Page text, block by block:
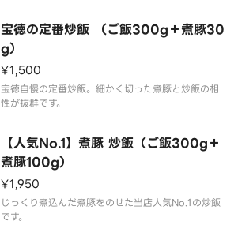
宝徳の定番炒飯 （ご飯300g＋煮豚30
g）
¥1,500
宝徳自慢の定番炒飯。細かく切った煮豚と炒飯の相
性が抜群です。
【人気No.1】煮豚 炒飯（ご飯300g＋
煮豚100g）
¥1,950
じっくり煮込んだ煮豚をのせた当店人気No.1の炒飯
です。